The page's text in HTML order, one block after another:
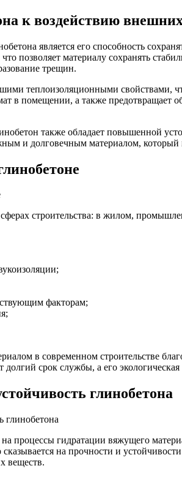
к воздействию
является его способность
позволяет материалу сохранять
трещин.
теплоизоляционными свойствами,
в помещении, а также
также обладает повышенной
и долговечным материалом,
строительства: в жилом,
факторам;
в современном строительстве
срок службы, а его
глинобетона
процессы гидратации вяжущего
на прочности и
веществ.